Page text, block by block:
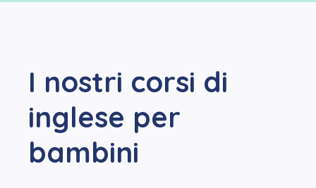
I nostri corsi di
inglese per
bambini